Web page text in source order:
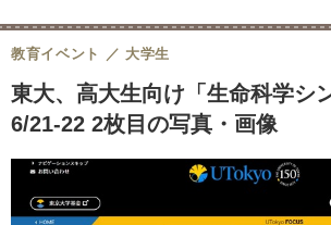
東大、高大生向け「生命科学シ
6/21-22 2枚目の写真・画像
教育イベント 大学生